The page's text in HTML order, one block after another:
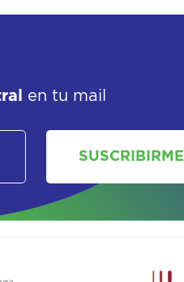
en tu mail
SUSCRIBIRME